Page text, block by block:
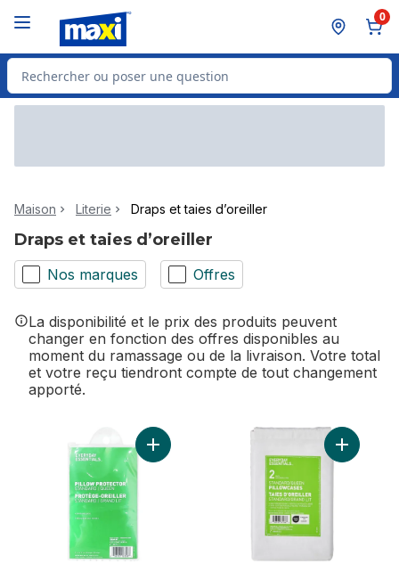
0
Rechercher des produits
Maison Literie Draps et taies d’oreiller
Draps et taies d’oreiller
Nos marques Offres
La disponibilité et le prix des produits peuvent
changer en fonction des offres disponibles au
moment du ramassage ou de la livraison. Votre total
et votre reçu tiendront compte de tout changement
apporté.
Ajouter Housse d’oreiller, standard/grand
Ajouter